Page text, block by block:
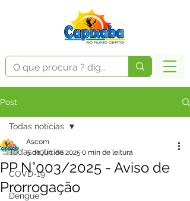
Post
Todas notícias
COVD-19
Dengue
Todas notícias
PP N°003/2025 - Aviso de
Prorrogação
Ascom
5 de jun. de 2025 0 min de leitura